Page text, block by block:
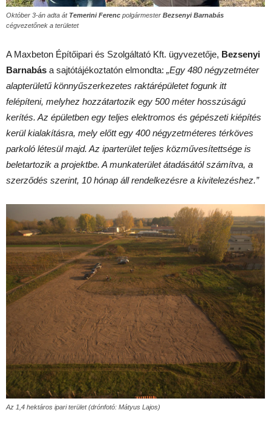
Október 3-án adta át Temerini Ferenc polgármester Bezsenyi Barnabás
cégvezetőnek a területet
A Maxbeton Építőipari és Szolgáltató Kft. ügyvezetője, Bezsenyi
Barnabás a sajtótájékoztatón elmondta: „Egy 480 négyzetméter
alapterületű könnyűszerkezetes raktárépületet fogunk itt
felépíteni, melyhez hozzátartozik egy 500 méter hosszúságú
kerítés. Az épületben egy teljes elektromos és gépészeti kiépítés
kerül kialakításra, mely előtt egy 400 négyzetméteres térköves
parkoló létesül majd. Az iparterület teljes közművesítettsége is
beletartozik a projektbe. A munkaterület átadásától számítva, a
szerződés szerint, 10 hónap áll rendelkezésre a kivitelezéshez.”
Az 1,4 hektáros ipari terület (drónfotó: Mátyus Lajos)